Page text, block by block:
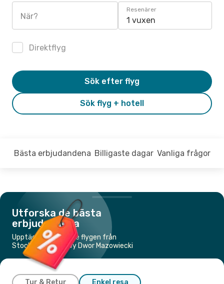
När?
Resenärer
1 vuxen
Direktflyg
Sök flyg + hotell
Sök efter flyg
Bästa erbjudandena Billigaste dagar Vanliga frågor
Utforska de bästa
erbjudandena
Upptäck de billigaste flygen från
Stockholm till Nowy Dwor Mazowiecki
Tur & Retur Enkel resa